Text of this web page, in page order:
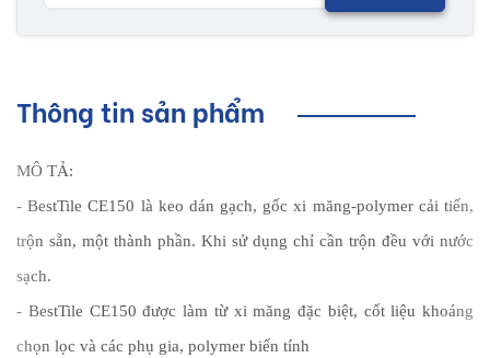
Thông tin sản phẩm
MÔ TẢ:
- BestTile CE150 là keo dán gạch, gốc xi măng-polymer cải tiến,
trộn sẵn, một thành phần. Khi sử dụng chỉ cần trộn đều với nước
sạch.
- BestTile CE150 được làm từ xi măng đặc biệt, cốt liệu khoáng
chọn lọc và các phụ gia, polymer biến tính